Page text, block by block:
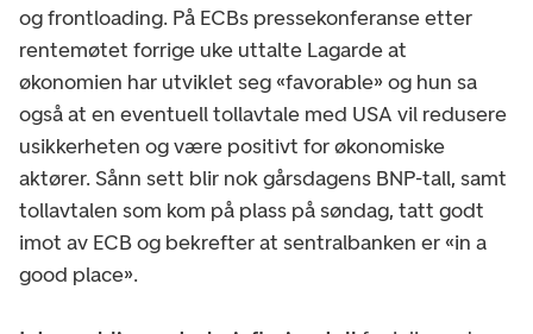
og frontloading. På ECBs pressekonferanse etter
rentemøtet forrige uke uttalte Lagarde at
økonomien har utviklet seg «favorable» og hun sa
også at en eventuell tollavtale med USA vil redusere
usikkerheten og være positivt for økonomiske
aktører. Sånn sett blir nok gårsdagens BNP-tall, samt
tollavtalen som kom på plass på søndag, tatt godt
imot av ECB og bekrefter at sentralbanken er «in a
good place».